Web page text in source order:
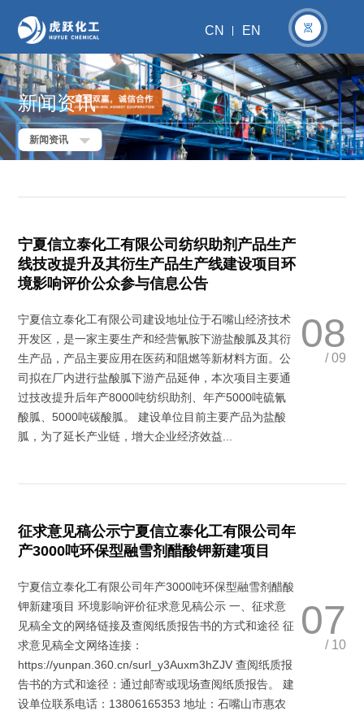
CN EN
新闻资讯
新闻资讯
宁夏信立泰化工有限公司纺织助剂产品生产
线技改提升及其衍生产品生产线建设项目环
境影响评价公众参与信息公告
宁夏信立泰化工有限公司建设地址位于石嘴山经济技术
开发区，是一家主要生产和经营氰胺下游盐酸胍及其衍
生产品，产品主要应用在医药和阻燃等新材料方面。公
司拟在厂内进行盐酸胍下游产品延伸，本次项目主要通
过技改提升后年产8000吨纺织助剂、年产5000吨硫氰
酸胍、5000吨碳酸胍。 建设单位目前主要产品为盐酸
胍，为了延长产业链，增大企业经济效益...
08
/ 09
征求意见稿公示宁夏信立泰化工有限公司年
产3000吨环保型融雪剂醋酸钾新建项目
宁夏信立泰化工有限公司年产3000吨环保型融雪剂醋酸
钾新建项目 环境影响评价征求意见稿公示 一、征求意
见稿全文的网络链接及查阅纸质报告书的方式和途径 征
求意见稿全文网络连接：
https://yunpan.360.cn/surl_y3Auxm3hZJV 查阅纸质报
告书的方式和途径：通过邮寄或现场查阅纸质报告。 建
设单位联系电话：13806165353 地址：石嘴山市惠农
07
/ 10